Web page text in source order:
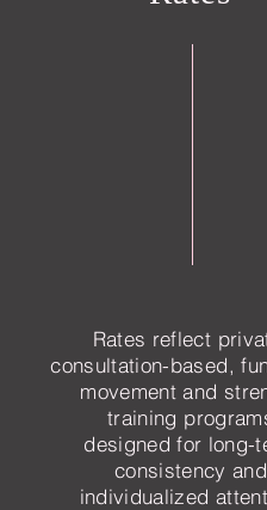
Rates reflect
consultation-based,
movement and
training
designed for long-
consistency and
individualized